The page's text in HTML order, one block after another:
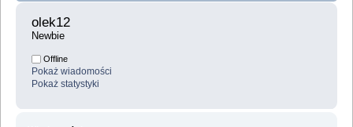
olek12
Newbie
Offline
Pokaż wiadomości
Pokaż statystyki